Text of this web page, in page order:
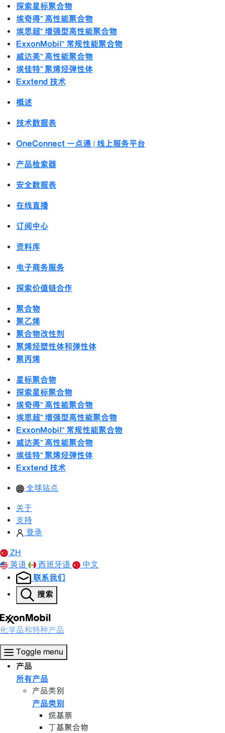
探索星标聚合物
埃奇得™ 高性能聚合物
埃思超™ 增强型高性能聚合物
ExxonMobil™ 常规性能聚合物
威达美™ 高性能聚合物
埃佳特™ 聚烯烃弹性体
Exxtend 技术
概述
技术数据表
OneConnect 一点通 | 线上服务平台
产品检索器
安全数据表
在线直播
订阅中心
资料库
电子商务服务
探索价值链合作
聚合物
聚乙烯
聚合物改性剂
聚烯烃塑性体和弹性体
聚丙烯
星标聚合物
探索星标聚合物
埃奇得™ 高性能聚合物
埃思超™ 增强型高性能聚合物
ExxonMobil™ 常规性能聚合物
威达美™ 高性能聚合物
埃佳特™ 聚烯烃弹性体
Exxtend 技术
全球站点
关于
支持
登录
ZH
英语
西班牙语 中文
联系我们
搜索
化学品和特种产品
Toggle menu
产品
所有产品
产品类别
产品类别
烷基萘
丁基聚合物